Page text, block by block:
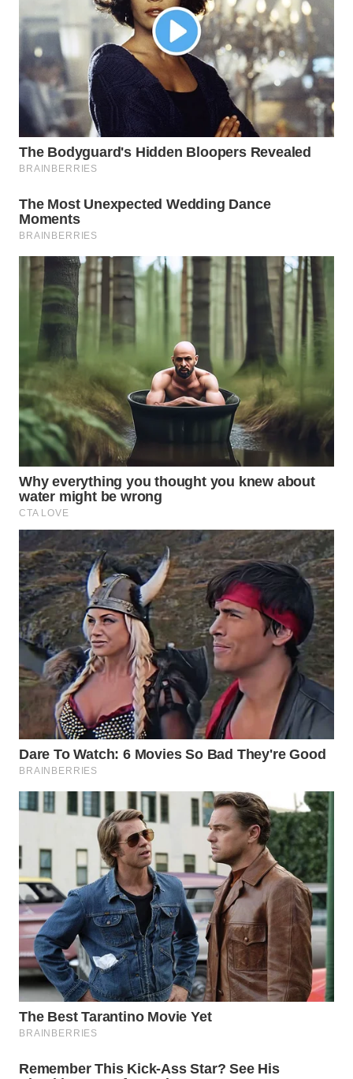
WN
TAPANULI
TENGAH
WN DELI
SERDANG
WN
TINGGI
WN
PAKPAK
WN
KARAWANG
WN
BEKASI
WN
BOGOR
WN
DEPOK
WN
TAPANULI
UTARA
WN
SAMOSIR
WN
PADANG
LAWAS
WN
SUMEDANG
WN
CIANJUR
KEPULAUAN
SERIBU
WN
TANGERANG
WN
CIREBON